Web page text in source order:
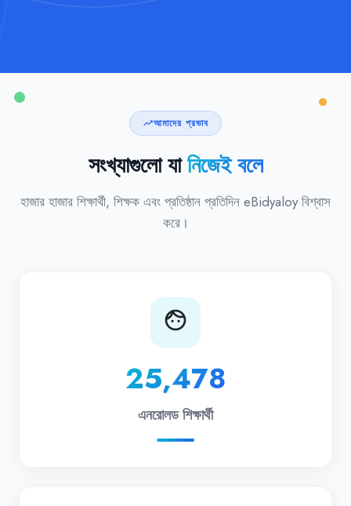
trending_upআমাদের প্রভাব
সংখ্যাগুলো যা নিজেই বলে
হাজার হাজার শিক্ষার্থী, শিক্ষক এবং প্রতিষ্ঠান প্রতিদিন eBidyaloy বিশ্বাস
করে।
25,478
এনরোলড শিক্ষার্থী